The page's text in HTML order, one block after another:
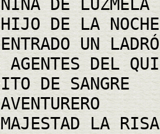
DE LUZMELA
DE LA NOCHE
UN
DEL
DE SANGRE
LA RISA